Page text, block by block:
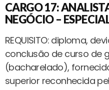
CARGO 17:
NEGÓCIO –
REQUISITO: diploma,
conclusão de curso de
(bacharelado),
superior reconhecida